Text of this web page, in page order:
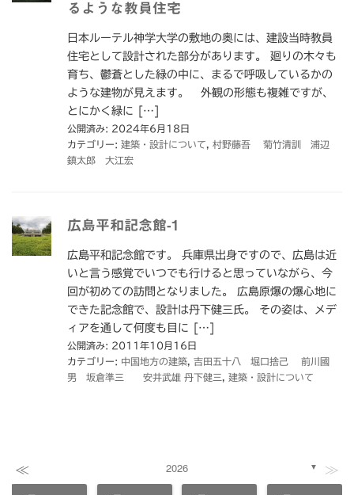
るような教員住宅
日本ルーテル神学大学の敷地の奥には、建設当時教員
住宅として設計された部分があります。 廻りの木々も
育ち、鬱蒼とした緑の中に、まるで呼吸しているかの
ような建物が見えます。 外観の形態も複雑ですが、
とにかく緑に […]
公開済み: 2024年6月18日
カテゴリー: 建築・設計について
村野藤吾 菊竹清訓 浦辺
鎮太郎 大江宏
広島平和記念館-1
広島平和記念館です。 兵庫県出身ですので、広島は近
いと言う感覚でいつでも行けると思っていながら、今
回が初めての訪問となりました。 広島原爆の爆心地に
できた記念館で、設計は丹下健三氏。 その姿は、メデ
ィアを通して何度も目に […]
公開済み: 2011年10月16日
カテゴリー: 中国地方の建築
吉田五十八 堀口捨己 前川國
男 坂倉準三 安井武雄 丹下健三
建築・設計について
≪ 2026 ▼ ≫